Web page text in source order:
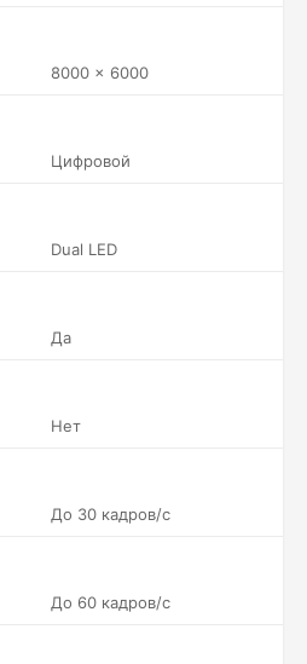
8000 x 6000
Цифровой
Dual LED
Да
Нет
До 30 кадров/c
До 60 кадров/c